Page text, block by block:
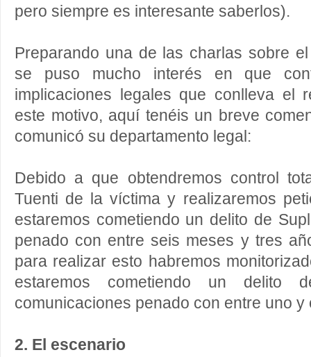
pero siempre es interesante saberlos).
Preparando una de las charlas sobre
se puso mucho interés en que
implicaciones legales que conlleva el
este motivo, aquí tenéis un breve
comunicó su departamento legal:
Debido a que obtendremos control
Tuenti de la víctima y realizaremos
estaremos cometiendo un delito de
penado con entre seis meses y tres
para realizar esto habremos
estaremos cometiendo un delito
comunicaciones penado con entre uno
2. El escenario